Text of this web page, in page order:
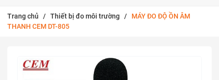
Trang chủ / Thiết bị đo môi trường /
MÁY ĐO ĐỘ ỒN ÂM
THANH CEM DT-805